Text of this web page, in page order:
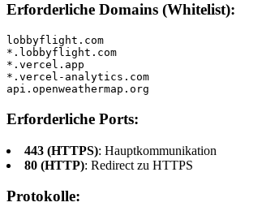
Erforderliche Domains (Whitelist):
lobbyflight.com
*.lobbyflight.com
*.vercel.app
*.vercel-analytics.com
api.openweathermap.org
Erforderliche Ports:
443 (HTTPS): Hauptkommunikation
80 (HTTP): Redirect zu HTTPS
Protokolle: